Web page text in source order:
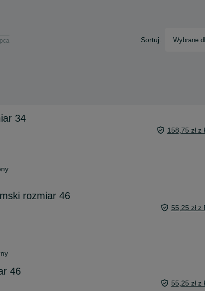
Sortuj: Wybrane
34
158,75 zł
rozmiar 46
55,25 zł
46
55,25 zł